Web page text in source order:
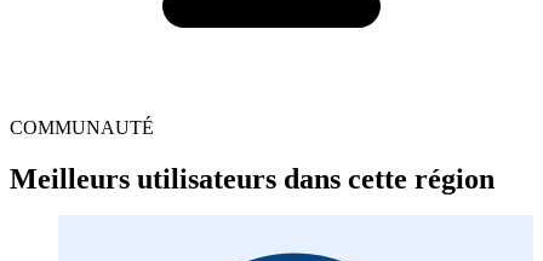
COMMUNAUTÉ
Meilleurs utilisateurs dans cette région